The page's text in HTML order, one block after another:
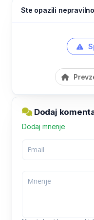
Ste opazili
Dodaj
Dodaj mnenje